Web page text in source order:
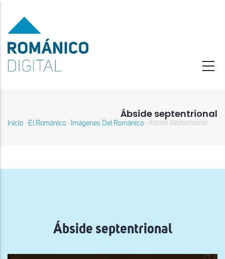
contenido
principal
Ábside septentrional
Sobrescribir
navegación
Inicio - El Románico - Imágenes Del Románico - Ábside Septentrional
Ábside septentrional